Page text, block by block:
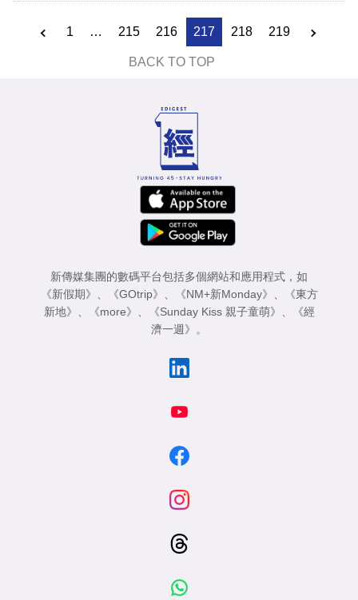
1 … 215 216 217 218 219
BACK TO TOP
新傳媒集團的數碼平台包括多個網站和應用程式，如
《新假期》 、 《GOtrip》 、 《NM+新Monday》 、
《東方
新地》 、 《more》 、 《Sunday Kiss 親子童萌》 、
《經
濟一週》 。